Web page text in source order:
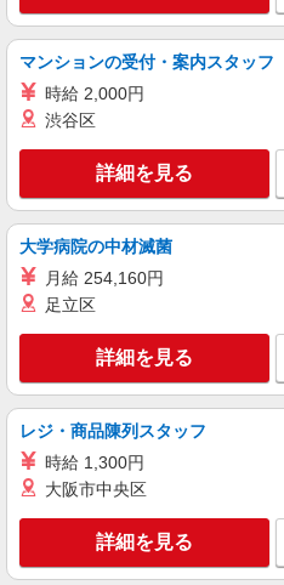
アルバイト
和カフェ Tsumugi
［アルバイ
り（時給は同
り 従業員割引あ
埼玉県深谷
ム・アウトレット
パート 契約社員
Zero Halliburton
販売スタッフ
［アルバイ
円〜（経験者
埼玉県深谷
キープ
マンションの受付・案内スタッフ
時給 2,000円
渋谷区
詳細を見る
大学病院の中材滅菌
月給 254,160円
足立区
詳細を見る
レジ・商品陳列スタッフ
時給 1,300円
大阪市中央区
詳細を見る